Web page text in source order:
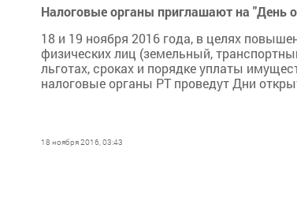
Налоговые органы приглашают на "День
18 и 19 ноября 2016 года, в целях
физических лиц (земельный,
льготах, сроках и порядке уплаты
налоговые органы РТ проведут Дни
18 ноября 2016, 03:43